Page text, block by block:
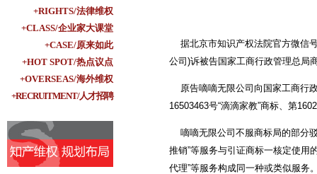
+RIGHTS/法律维权
+CLASS/企业家大课堂
+CASE/原来如此
+HOT SPOT/热点议点
+OVERSEAS/海外维权
+RECRUITMENT/人才招聘
据北京市知识产权法院官方微信
公司)诉被告国家工商行政管理总局
原告嘀嘀无限公司向国家工商行
16503463号“滴滴家教”商标、第
嘀嘀无限公司不服商标局的部分
推销”等服务与引证商标一核定使用
代理”等服务构成同一种或类似服务